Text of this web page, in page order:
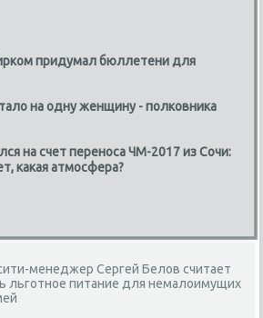
придумал бюллетени для
на одну женщину - полковника
на счет переноса ЧМ-2017 из Сочи:
какая атмосфера?
менеджер Сергей Белов считает
льготное питание для немалоимущих